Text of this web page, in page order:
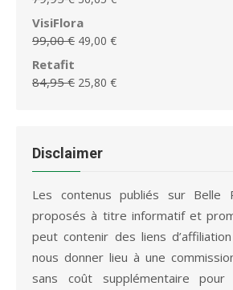
était :
75,95 €.
initial
était :
actuel
VisiFlora
99,00€ Le
initial
était :
49,00 €Le
actuel
Retafit
84,95€ Le
84,95 €.
25,80 €Le
Disclaimer
Les contenus publiés sur Belle
proposés à titre informatif et
peut contenir des liens
nous donner lieu à une
sans coût supplémentaire pour